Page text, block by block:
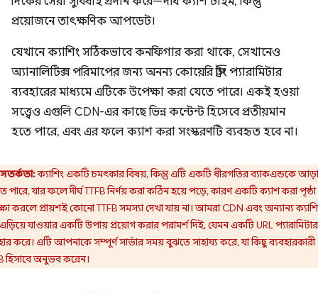
প্রয়োজনে তাৎক্ষণিক আপডেট।
যেখানে ক্যাশিং সঠিকভাবে কনফিগার করা থাকে, সেখানেও
অ্যানালিটিক্স পরিমাপের জন্য অনন্য কোয়েরি স্ট্রিং প্যারামিটার
ব্যবহারের মাধ্যমে এটিকে উপেক্ষা করা যেতে পারে। একই হওয়া
সত্ত্বেও এগুলি CDN-এর কাছে ভিন্ন কন্টেন্ট হিসেবে প্রতীয়মান
হতে পারে, এবং এর ফলে ক্যাশ করা সংস্করণটি ব্যবহৃত হবে না।
সতর্কতা:ক্যাশিং একটি চমৎকার বিষয়, কিন্তু এটি একটি ধীরগতির ব্যাকএন্ডকে
পারে, যার ফলে দীর্ঘ TTFB নির্ণয় করা কঠিন হয়ে পড়ে, কারণ একটি ক্যাশ করা পৃষ্ঠা
করলে প্রায়শই কোনো TTFB সমস্যা দেখা যায় না। আমরা CDN এবং অন্যান্য
যাওয়ার একটি উপায় প্রয়োগ করার পরামর্শ দিই, যেমন একটি URL প্যারামিটার
করে। এটি আপনাকে সম্পূর্ণ সার্ভার সময় বুঝতে সাহায্য করে, যা কিছু ব্যবহারকারী
হিসাবে অনুভব করেন।